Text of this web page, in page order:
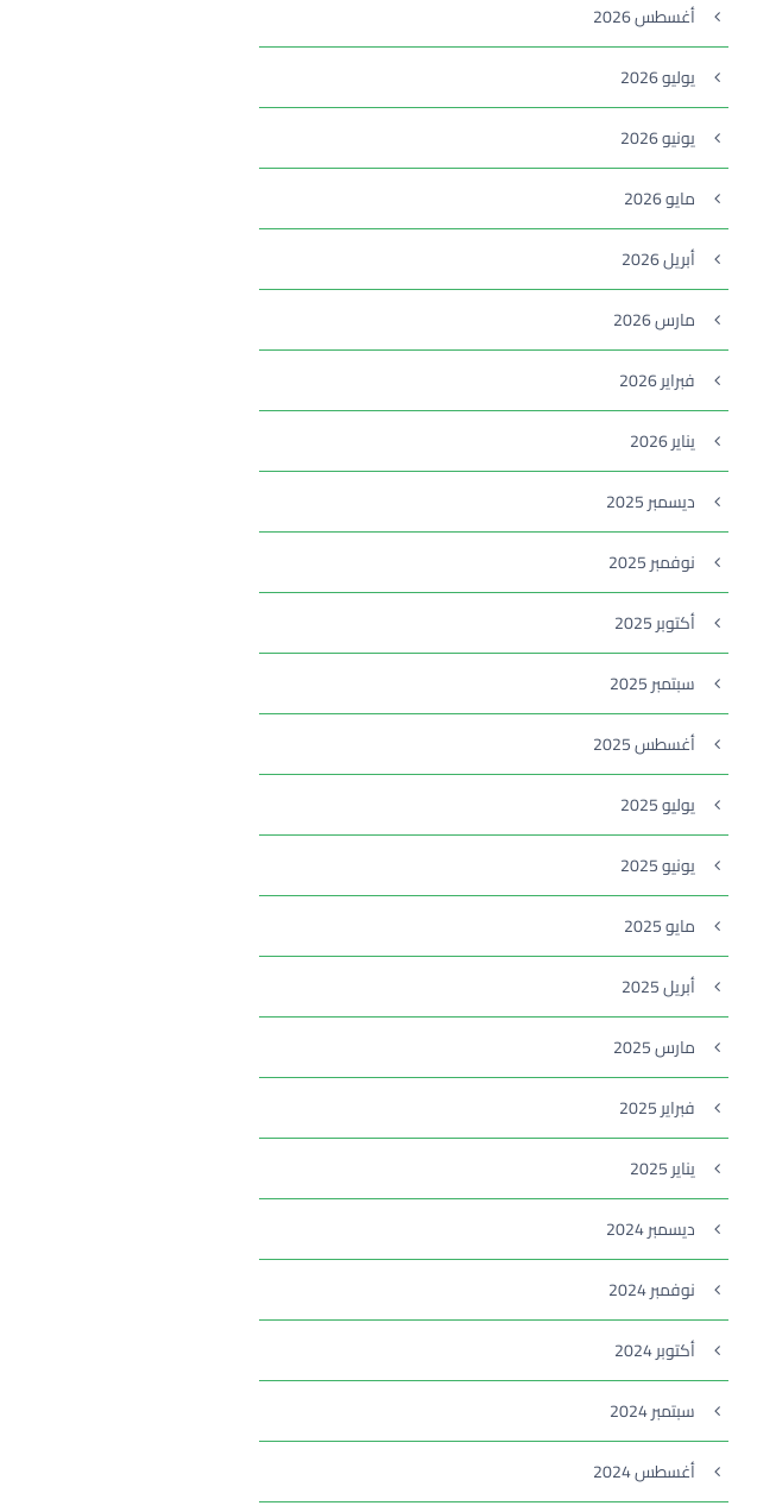
أغسطس 2026
يوليو 2026
يونيو 2026
مايو 2026
أبريل 2026
مارس 2026
فبراير 2026
يناير 2026
ديسمبر 2025
نوفمبر 2025
أكتوبر 2025
سبتمبر 2025
أغسطس 2025
يوليو 2025
يونيو 2025
مايو 2025
أبريل 2025
مارس 2025
فبراير 2025
يناير 2025
ديسمبر 2024
نوفمبر 2024
أكتوبر 2024
سبتمبر 2024
أغسطس 2024